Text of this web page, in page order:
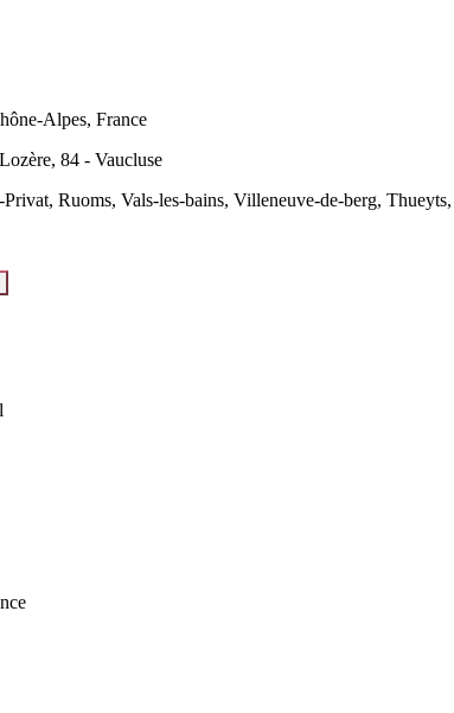
Alpes, France
84 - Vaucluse
Ruoms, Vals-les-bains, Villeneuve-de-berg,